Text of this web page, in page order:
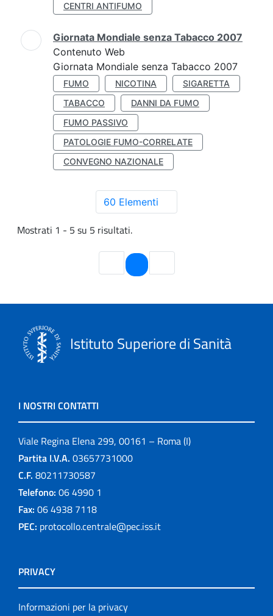
CENTRI ANTIFUMO
Giornata Mondiale senza Tabacco 2007
Contenuto Web
Giornata Mondiale senza Tabacco 2007
FUMO NICOTINA
SIGARETTA
TABACCO
DANNI DA FUMO
FUMO PASSIVO
PATOLOGIE FUMO-CORRELATE
CONVEGNO NAZIONALE
60 Elementi
Mostrati 1 - 5 su 5 risultati.
Pagina
Istituto Superiore di Sanità
I NOSTRI CONTATTI
Viale Regina Elena 299, 00161 – Roma (I)
Partita I.V.A. 03657731000
C.F. 80211730587
Telefono: 06 4990 1
Fax: 06 4938 7118
PEC: protocollo.centrale@pec.iss.it
PRIVACY
Informazioni per la privacy